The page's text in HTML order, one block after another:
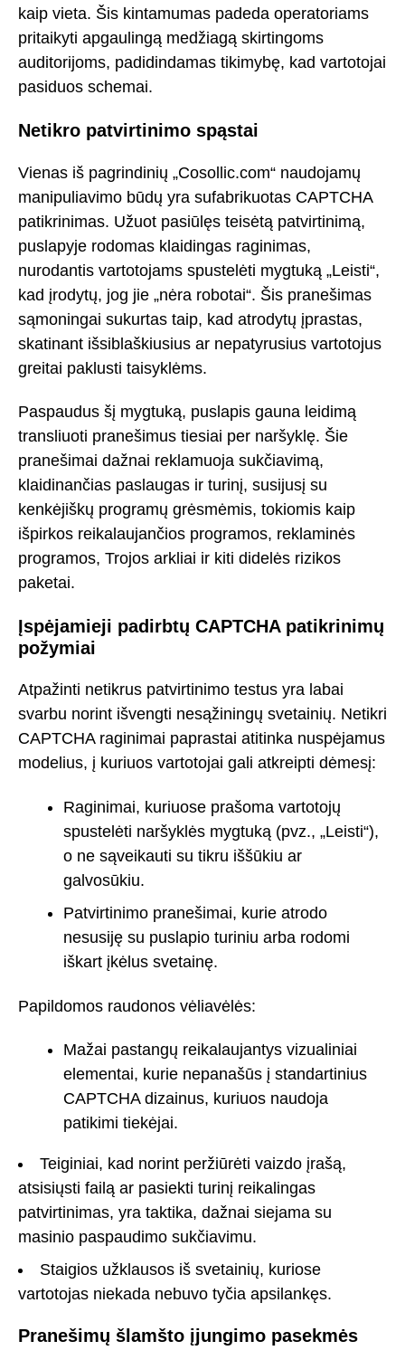
kaip vieta. Šis kintamumas padeda operatoriams
pritaikyti apgaulingą medžiagą skirtingoms
auditorijoms, padidindamas tikimybę, kad vartotojai
pasiduos schemai.
Netikro patvirtinimo spąstai
Vienas iš pagrindinių „Cosollic.com“ naudojamų
manipuliavimo būdų yra sufabrikuotas CAPTCHA
patikrinimas. Užuot pasiūlęs teisėtą patvirtinimą,
puslapyje rodomas klaidingas raginimas,
nurodantis vartotojams spustelėti mygtuką „Leisti“,
kad įrodytų, jog jie „nėra robotai“. Šis pranešimas
sąmoningai sukurtas taip, kad atrodytų įprastas,
skatinant išsiblaškiusius ar nepatyrusius vartotojus
greitai paklusti taisyklėms.
Paspaudus šį mygtuką, puslapis gauna leidimą
transliuoti pranešimus tiesiai per naršyklę. Šie
pranešimai dažnai reklamuoja sukčiavimą,
klaidinančias paslaugas ir turinį, susijusį su
kenkėjiškų programų grėsmėmis, tokiomis kaip
išpirkos reikalaujančios programos, reklaminės
programos, Trojos arkliai ir kiti didelės rizikos
paketai.
Įspėjamieji padirbtų CAPTCHA patikrinimų
požymiai
Atpažinti netikrus patvirtinimo testus yra labai
svarbu norint išvengti nesąžiningų svetainių. Netikri
CAPTCHA raginimai paprastai atitinka nuspėjamus
modelius, į kuriuos vartotojai gali atkreipti dėmesį:
Raginimai, kuriuose prašoma vartotojų
spustelėti naršyklės mygtuką (pvz., „Leisti“),
o ne sąveikauti su tikru iššūkiu ar
galvosūkiu.
Patvirtinimo pranešimai, kurie atrodo
nesusiję su puslapio turiniu arba rodomi
iškart įkėlus svetainę.
Papildomos raudonos vėliavėlės:
Mažai pastangų reikalaujantys vizualiniai
elementai, kurie nepanašūs į standartinius
CAPTCHA dizainus, kuriuos naudoja
patikimi tiekėjai.
Teiginiai, kad norint peržiūrėti vaizdo įrašą,
atsisiųsti failą ar pasiekti turinį reikalingas
patvirtinimas, yra taktika, dažnai siejama su
masinio paspaudimo sukčiavimu.
Staigios užklausos iš svetainių, kuriose
vartotojas niekada nebuvo tyčia apsilankęs.
Pranešimų šlamšto įjungimo pasekmės